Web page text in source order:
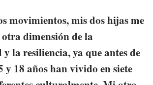
movimientos, mis dos hijas me
dimensión de la
la resiliencia, ya que antes de
y 18 años han vivido en siete